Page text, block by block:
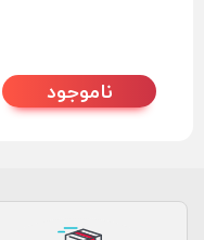
ناموجود